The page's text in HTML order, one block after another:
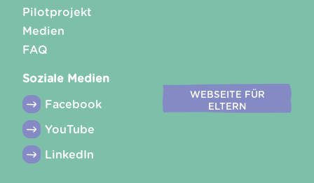
Pilotprojekt
Medien
FAQ
Soziale Medien
Facebook
YouTube
LinkedIn
WEBSEITE FÜR
ELTERN